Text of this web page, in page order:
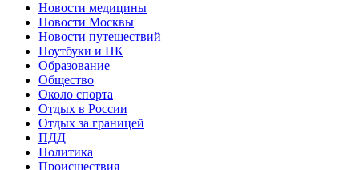
Новости медицины
Новости Москвы
Новости путешествий
Ноутбуки и ПК
Образование
Общество
Около спорта
Отдых в России
Отдых за границей
ПДД
Политика
Происшествия